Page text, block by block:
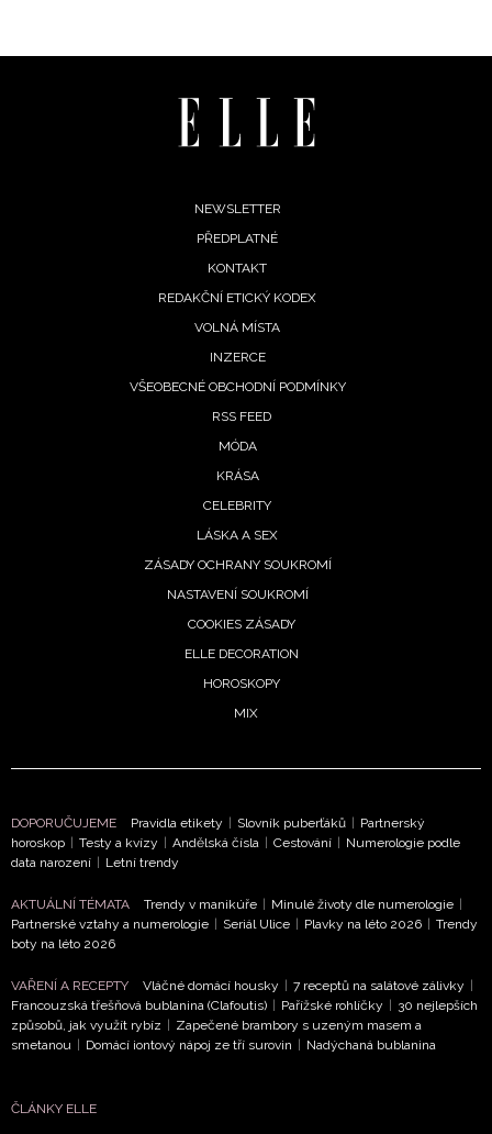
INFORMACE
NEWSLETTER
NEWSLETTER
PŘEDPLATNÉ
KONTAKT
REDAKČNÍ ETICKÝ KODEX
VOLNÁ MÍSTA
INZERCE
VŠEOBECNÉ OBCHODNÍ PODMÍNKY
RSS FEED
MÓDA
KRÁSA
CELEBRITY
LÁSKA A SEX
ZÁSADY OCHRANY SOUKROMÍ
NASTAVENÍ SOUKROMÍ
COOKIES ZÁSADY
ELLE DECORATION
HOROSKOPY
MIX
DOPORUČUJEME Pravidla etikety | Slovník puberťáků | Partnerský
horoskop | Testy a kvízy | Andělská čísla | Cestování | Numerologie podle
data narození | Letní trendy
AKTUÁLNÍ TÉMATA Trendy v manikúře | Minulé životy dle numerologie |
Partnerské vztahy a numerologie | Seriál Ulice | Plavky na léto 2026 | Trendy
boty na léto 2026
VAŘENÍ A RECEPTY Vláčné domácí housky | 7 receptů na salátové zálivky |
Francouzská třešňová bublanina (Clafoutis) | Pařížské rohlíčky | 30 nejlepších
způsobů, jak využít rybíz | Zapečené brambory s uzeným masem a
smetanou | Domácí iontový nápoj ze tří surovin | Nadýchaná bublanina
ČLÁNKY ELLE